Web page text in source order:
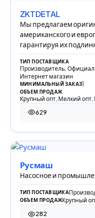
ZKTDETAL
Мы предлагаем
американского и
гарантируя их
ТИП ПОСТАВЩИКА
Производитель,
Интернет магазин
МИНИМАЛЬНЫЙ ЗАКАЗ1
ОБЪЕМ ПРОДАЖ
Крупный опт, Мелкий
629
629 просмотров
Русмаш
Насосное и
ТИП ПОСТАВЩИКА
ОБЪЕМ ПРОДАЖКрупный
282